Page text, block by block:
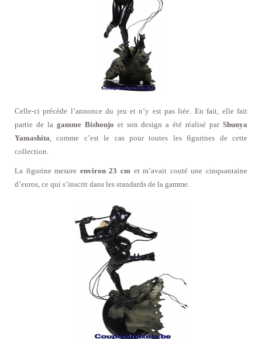
Celle-ci précède l’annonce du jeu et n’y est pas liée. En fait, elle fait
partie de la gamme Bishoujo et son design a été réalisé parShunya
Yamashita , comme c’est le cas pour toutes les figurines de cette
collection.
La figurine mesure environ 23 cm et m’avait couté une cinquantaine
d’euros, ce qui s’inscrit dans les standards de la gamme.